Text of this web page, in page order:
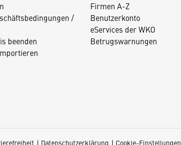
/
beenden
Firmen A-Z
Benutzerkonto
eServices der WKO
Betrugswarnungen
Datenschutzerklärung Cookie-Einstellungen